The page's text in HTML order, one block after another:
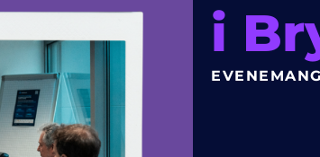
i
EVENEMANG